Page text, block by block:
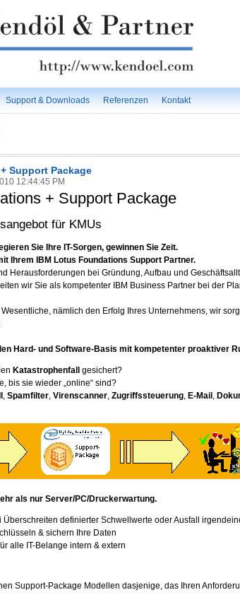
Support & Downloads Referenzen Kontakt
Support Package
12:44:45 PM
+ Support Package
für KMUs
Sie Ihre IT-Sorgen, gewinnen Sie Zeit.
Ihrem IBM Lotus Foundations Support Partner.
Herausforderungen bei Gründung, Aufbau und
wir Sie als kompetenter IBM Business Partner bei der
nämlich den Erfolg Ihres Unternehmens, wir
Hard- und Software-Basis mit kompetenter proaktiver
Katastrophenfall
gesichert?
bis sie wieder „online“ sind?
, Spamfilter, Virenscanner, Zugriffssteuerung, E-Mail ,
als nur Server/PC/Druckerwartung.
Überschreiten definierter Schwellwerte oder Ausfall
& sichern Ihre Daten
alle IT-Belange intern & extern
Support-Package Modellen dasjenige, das Ihren